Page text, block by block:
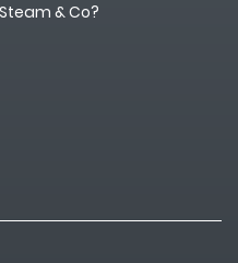
& Co?